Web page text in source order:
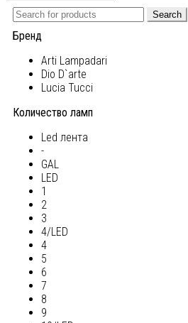
Search
Бренд
Arti Lampadari
Dio D`arte
Lucia Tucci
Количество ламп
Led лента
-
GAL
LED
1
2
3
4/LED
4
5
6
7
8
9